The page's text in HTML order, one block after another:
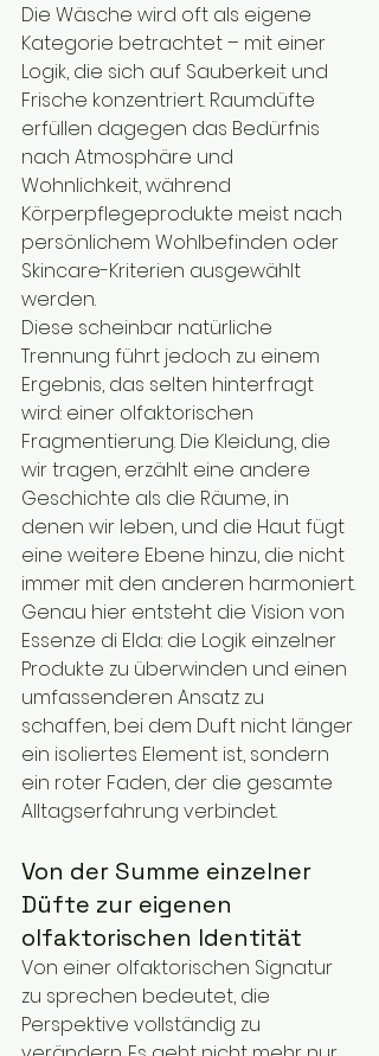
Die Wäsche wird oft als eigene
Kategorie betrachtet – mit einer
Logik, die sich auf Sauberkeit und
Frische konzentriert. Raumdüfte
erfüllen dagegen das Bedürfnis
nach Atmosphäre und
Wohnlichkeit, während
Körperpflegeprodukte meist nach
persönlichem Wohlbefinden oder
Skincare-Kriterien ausgewählt
werden.
Diese scheinbar natürliche
Trennung führt jedoch zu einem
Ergebnis, das selten hinterfragt
wird: einer olfaktorischen
Fragmentierung. Die Kleidung, die
wir tragen, erzählt eine andere
Geschichte als die Räume, in
denen wir leben, und die Haut fügt
eine weitere Ebene hinzu, die nicht
immer mit den anderen harmoniert.
Genau hier entsteht die Vision von
Essenze di Elda: die Logik einzelner
Produkte zu überwinden und einen
umfassenderen Ansatz zu
schaffen, bei dem Duft nicht länger
ein isoliertes Element ist, sondern
ein roter Faden, der die gesamte
Alltagserfahrung verbindet.
Von der Summe einzelner
Düfte zur eigenen
olfaktorischen Identität
Von einer olfaktorischen Signatur
zu sprechen bedeutet, die
Perspektive vollständig zu